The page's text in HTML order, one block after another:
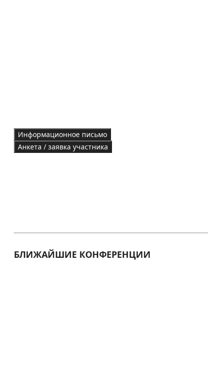
Информационное письмо
Анкета / заявка участника
БЛИЖАЙШИЕ КОНФЕРЕНЦИИ